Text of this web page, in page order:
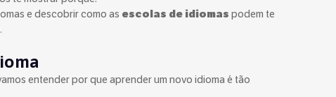
e descobrir como as escolas de idiomas podem te
entender por que aprender um novo idioma é tão